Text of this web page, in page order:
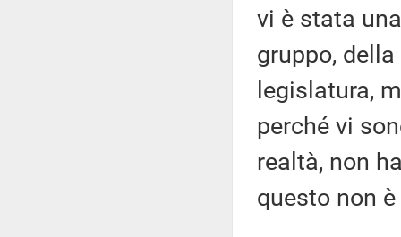
vi è stata
gruppo,
legislatura,
perché vi
realtà, non
questo non